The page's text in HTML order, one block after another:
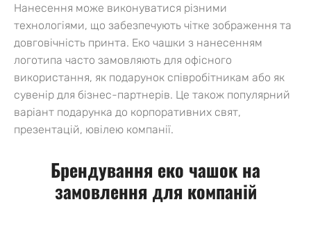
Нанесення може виконуватися різними
технологіями, що забезпечують чітке зображення та
довговічність принта. Еко чашки з нанесенням
логотипа часто замовляють для офісного
використання, як подарунок співробітникам або як
сувенір для бізнес-партнерів. Це також популярний
варіант подарунка до корпоративних свят,
презентацій, ювілею компанії.
Брендування еко чашок на
замовлення для компаній